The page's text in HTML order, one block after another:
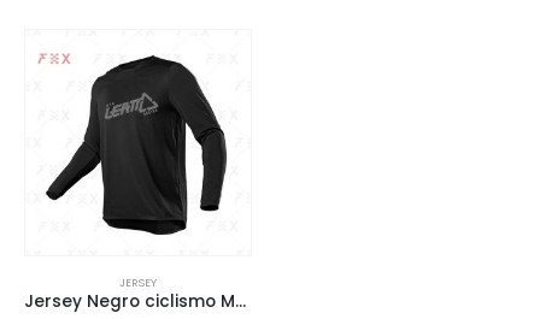
JERSEY
Jersey Negro ciclismo MTB Leat Full black